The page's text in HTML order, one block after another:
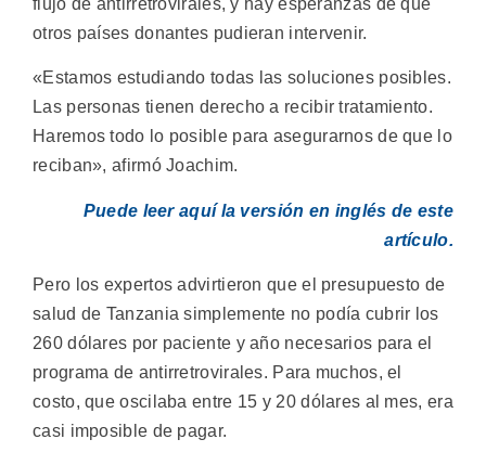
flujo de antirretrovirales, y hay esperanzas de que
otros países donantes pudieran intervenir.
«Estamos estudiando todas las soluciones posibles.
Las personas tienen derecho a recibir tratamiento.
Haremos todo lo posible para asegurarnos de que lo
reciban», afirmó Joachim.
Puede leer aquí la versión en inglés de este
artículo.
Pero los expertos advirtieron que el presupuesto de
salud de Tanzania simplemente no podía cubrir los
260 dólares por paciente y año necesarios para el
programa de antirretrovirales. Para muchos, el
costo, que oscilaba entre 15 y 20 dólares al mes, era
casi imposible de pagar.